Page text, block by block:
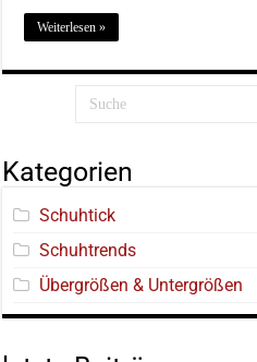
Weiterlesen »
Kategorien
Schuhtick
Schuhtrends
Übergrößen & Untergrößen